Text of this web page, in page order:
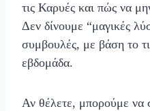
τις Καρυές και πώς να
Δεν δίνουμε “μαγικές
συμβουλές, με βάση το
εβδομάδα.
Αν θέλετε, μπορούμε να